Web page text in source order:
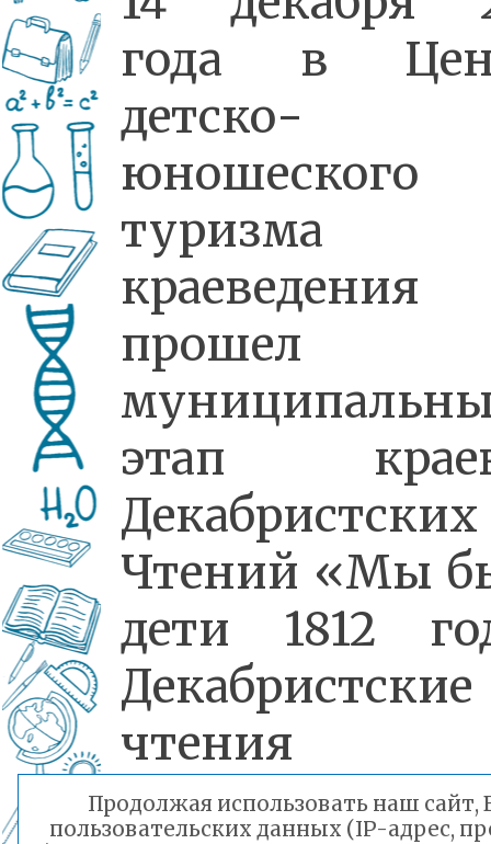
года в
детско-
юношеского
краеведения
прошел
этап
Декабристских
Чтений «Мы
дети 1812
Декабристские
чтения
проводятся с
Продолжая использовать наш сайт,
пользовательских данных (IP-адрес,